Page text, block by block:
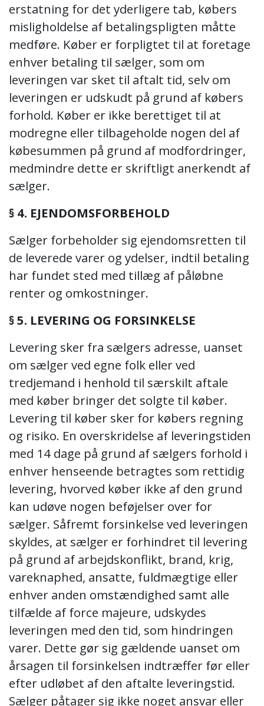
erstatning for det yderligere tab, købers
misligholdelse af betalingspligten måtte
medføre. Køber er forpligtet til at foretage
enhver betaling til sælger, som om
leveringen var sket til aftalt tid, selv om
leveringen er udskudt på grund af købers
forhold. Køber er ikke berettiget til at
modregne eller tilbageholde nogen del af
købesummen på grund af modfordringer,
medmindre dette er skriftligt anerkendt af
sælger.
§ 4. EJENDOMSFORBEHOLD
Sælger forbeholder sig ejendomsretten til
de leverede varer og ydelser, indtil betaling
har fundet sted med tillæg af påløbne
renter og omkostninger.
§ 5. LEVERING OG FORSINKELSE
Levering sker fra sælgers adresse, uanset
om sælger ved egne folk eller ved
tredjemand i henhold til særskilt aftale
med køber bringer det solgte til køber.
Levering til køber sker for købers regning
og risiko. En overskridelse af leveringstiden
med 14 dage på grund af sælgers forhold i
enhver henseende betragtes som rettidig
levering, hvorved køber ikke af den grund
kan udøve nogen beføjelser over for
sælger. Såfremt forsinkelse ved leveringen
skyldes, at sælger er forhindret til levering
på grund af arbejdskonflikt, brand, krig,
vareknaphed, ansatte, fuldmægtige eller
enhver anden omstændighed samt alle
tilfælde af force majeure, udskydes
leveringen med den tid, som hindringen
varer. Dette gør sig gældende uanset om
årsagen til forsinkelsen indtræffer før eller
efter udløbet af den aftalte leveringstid.
Sælger påtager sig ikke noget ansvar eller